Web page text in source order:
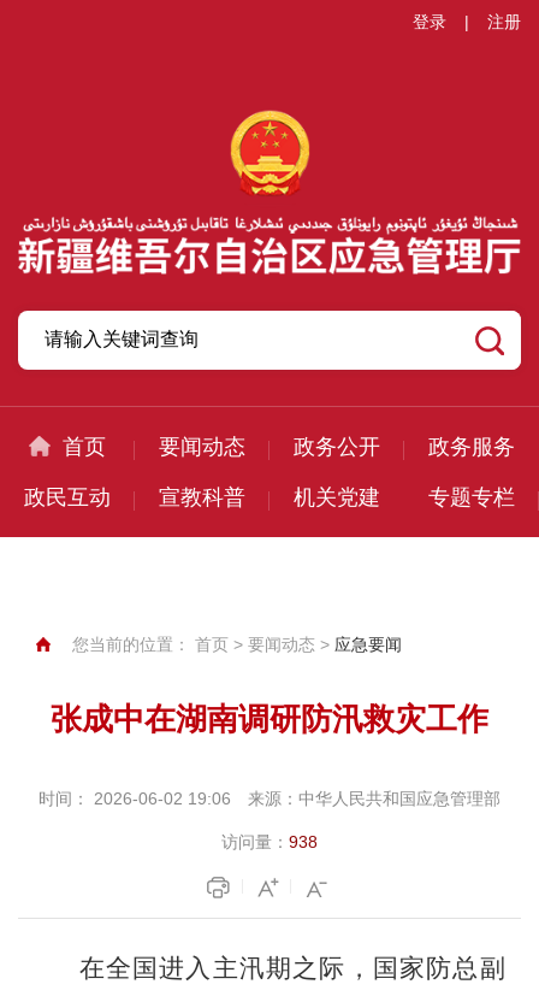
登录 | 注册
首页 要闻动态 政务公开 政务服务
政民互动 宣教科普 机关党建 专题专栏
您当前的位置： 首页 > 要闻动态 > 应急要闻
张成中在湖南调研防汛救灾工作
时间： 2026-06-02 19:06 来源： 中华人民共和国应急管理部
访问量： 938
在全国进入主汛期之际，国家防总副